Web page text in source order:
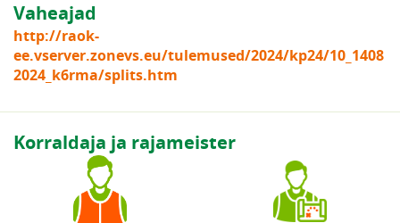
Vaheajad
http://raok-
ee.vserver.zonevs.eu/tulemused/2024/kp24/10_1408
2024_k6rma/splits.htm
Korraldaja ja rajameister